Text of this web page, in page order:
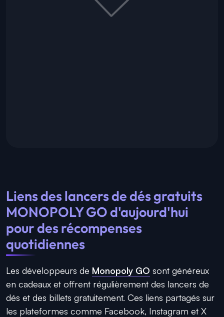
Liens des lancers de dés gratuits
MONOPOLY GO d'aujourd'hui
pour des récompenses
quotidiennes
Les développeurs de Monopoly GO sont généreux
en cadeaux et offrent régulièrement des lancers de
dés et des billets gratuitement. Ces liens partagés sur
les plateformes comme Facebook, Instagram et X